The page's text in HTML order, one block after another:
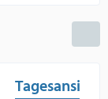
Tagesansicht